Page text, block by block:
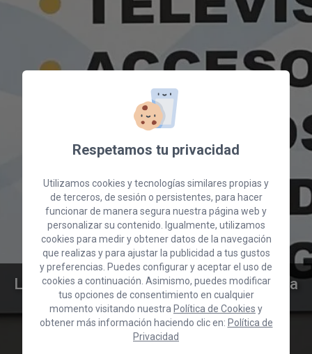
La Cámara de Comercio de Gran Canaria
lidera un proyecto clave para la
transformación digital del comercio
local
Respetamos tu privacidad
Utilizamos cookies y tecnologías similares propias y
de terceros, de sesión o persistentes, para hacer
funcionar de manera segura nuestra página web y
personalizar su contenido. Igualmente, utilizamos
cookies para medir y obtener datos de la navegación
que realizas y para ajustar la publicidad a tus gustos
y preferencias. Puedes configurar y aceptar el uso de
cookies a continuación. Asimismo, puedes modificar
tus opciones de consentimiento en cualquier
momento visitando nuestra Política de Cookies y
obtener más información haciendo clic en: Política de
Privacidad